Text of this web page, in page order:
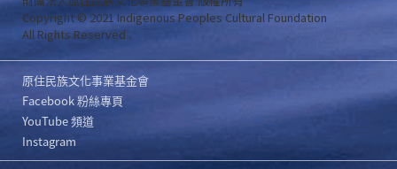
Copyright © 2021 Indigenous Peoples Cultural Foundation
All Rights Reserved .
原住民族文化事業基金會
Facebook 粉絲專頁
YouTube 頻道
Instagram